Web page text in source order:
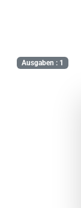
Ausgaben : 1